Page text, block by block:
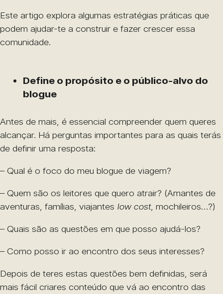
Este artigo explora algumas estratégias práticas que
podem ajudar-te a construir e fazer crescer essa
comunidade.
Define o propósito e o público-alvo do
blogue
Antes de mais, é essencial compreender quem queres
alcançar. Há perguntas importantes para as quais terás
de definir uma resposta:
– Qual é o foco do meu blogue de viagem?
– Quem são os leitores que quero atrair? (Amantes de
aventuras, famílias, viajantes low cost, mochileiros…?)
– Quais são as questões em que posso ajudá-los?
– Como posso ir ao encontro dos seus interesses?
Depois de teres estas questões bem definidas, será
mais fácil criares conteúdo que vá ao encontro das